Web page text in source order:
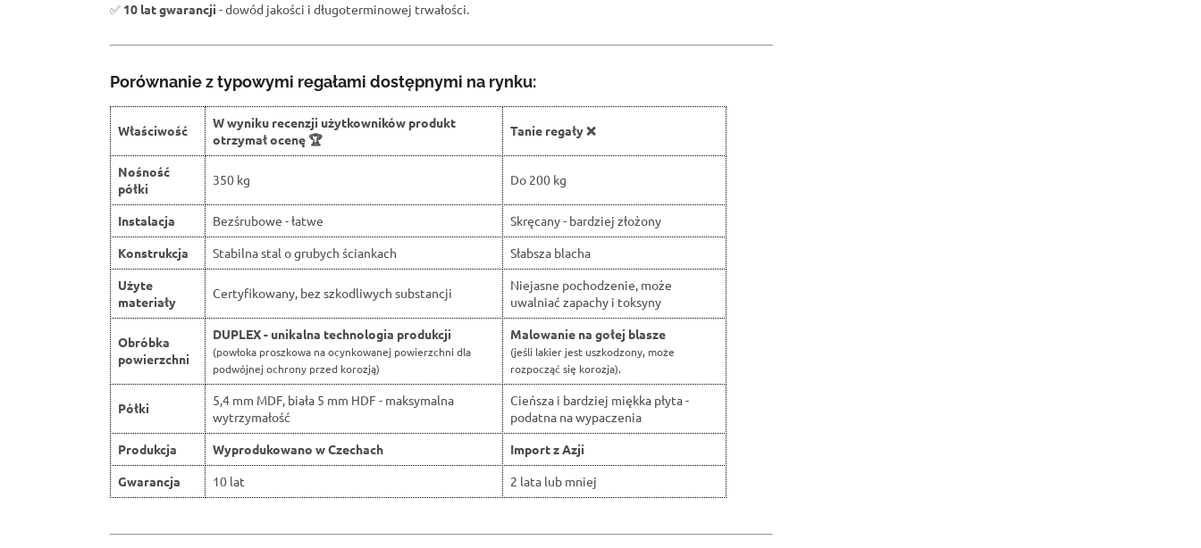
✅ 10 lat gwarancji - dowód jakości i długoterminowej trwałości.
Porównanie z typowymi regałami dostępnymi na rynku:
Właściwość
W wyniku recenzji użytkowników produkt
otrzymał ocenę 🏆
Tanie regały ❌
Nośność
półki
350 kg Do 200 kg
Instalacja Bezśrubowe - łatwe
Skręcany - bardziej złożony
Konstrukcja
Stabilna stal o grubych ściankach
Słabsza blacha
Użyte
materiały
Certyfikowany, bez szkodliwych substancji
Niejasne pochodzenie, może
uwalniać zapachy i toksyny
Obróbka
powierzchni
DUPLEX - unikalna technologia produkcji
(powłoka proszkowa na ocynkowanej powierzchni dla
podwójnej ochrony przed korozją)
Malowanie na gołej blasze
(jeśli lakier jest uszkodzony, może
rozpocząć się korozja).
Półki
5,4 mm MDF, biała 5 mm HDF - maksymalna
wytrzymałość
Cieńsza i bardziej miękka płyta -
podatna na wypaczenia
Produkcja
Wyprodukowano w Czechach
Import z Azji
Gwarancja
10 lat 2 lata lub mniej